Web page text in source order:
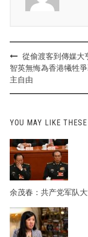
Post
navigation
從偷渡客到傳媒大
智英無悔為香港犧牲
主自由
YOU MAY LIKE
余茂春：共产党军队